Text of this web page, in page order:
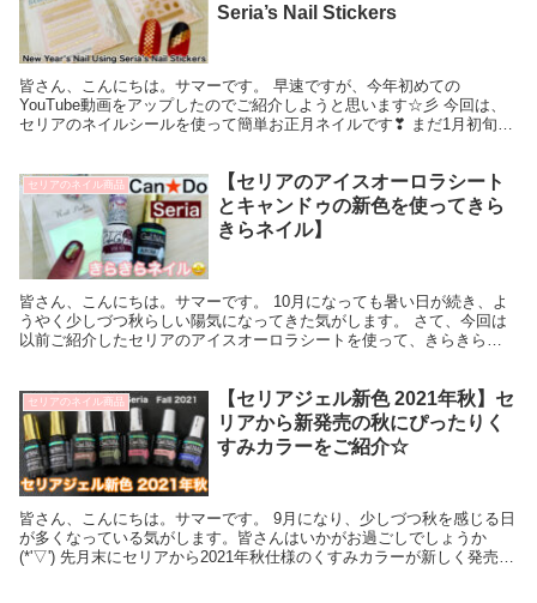
Seria’s Nail Stickers
皆さん、こんにちは。サマーです。 早速ですが、今年初めての
YouTube動画をアップしたのでご紹介しようと思います☆彡 今回は、
セリアのネイルシールを使って簡単お正月ネイルです❣ まだ1月初旬と
セリアのネイル商品
【セリアのアイスオーロラシート
とキャンドゥの新色を使ってきら
きらネイル】
皆さん、こんにちは。サマーです。 10月になっても暑い日が続き、よ
うやく少しづつ秋らしい陽気になってきた気がします。 さて、今回は
以前ご紹介したセリアのアイスオーロラシートを使って、きらきらネ
セリアのネイル商品
【セリアジェル新色 2021年秋】セ
リアから新発売の秋にぴったりく
すみカラーをご紹介☆
皆さん、こんにちは。サマーです。 9月になり、少しづつ秋を感じる日
が多くなっている気がします。皆さんはいかがお過ごしでしょうか
(*'▽') 先月末にセリアから2021年秋仕様のくすみカラーが新しく発売さ